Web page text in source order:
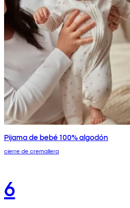
Pijama de bebé 100% algodón
cierre de cremallera
6